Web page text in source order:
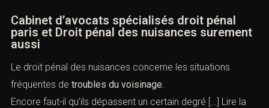
Cabinet d’avocats spécialisés droit pénal
paris et Droit pénal des nuisances surement
aussi
Le droit pénal des nuisances concerne les situations
fréquentes de troubles du voisinage.
Encore faut-il qu’ils dépassent un certain degré […] Lire la